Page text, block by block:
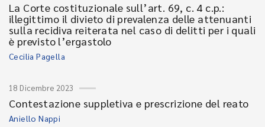
La Corte costituzionale sull’art. 69, c. 4 c.p.:
illegittimo il divieto di prevalenza delle attenuanti
sulla recidiva reiterata nel caso di delitti per i quali
è previsto l’ergastolo
Cecilia Pagella
18 Dicembre 2023
Contestazione suppletiva e prescrizione del reato
Aniello Nappi